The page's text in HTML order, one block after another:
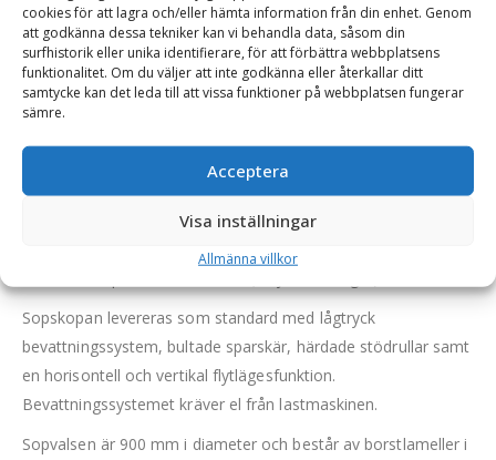
cookies för att lagra och/eller hämta information från din enhet. Genom
att godkänna dessa tekniker kan vi behandla data, såsom din
surfhistorik eller unika identifierare, för att förbättra webbplatsens
funktionalitet. Om du väljer att inte godkänna eller återkallar ditt
samtycke kan det leda till att vissa funktioner på webbplatsen fungerar
sämre.
Acceptera
Visa inställningar
Allmänna villkor
sågverk, hamnar, återvinningscentraler etc. men fungerar
också mycket bra vid rengöring i stadsmiljö. Vad som
utmärker den är att man med lätthet kan plocka upp större
bitar såsom brädstycken, plastbitar m.m.
Sopskopan tar upp större fragment vid körning framåt, och
sopar helt rent vid körning bakåt. Detta körsätt ger ett mycket
Skopan töms enkelt och snabbt när den tiltas framåt. Endast
Sopskopan levereras som standard med lågtryck
bevattningssystem, bultade sparskär, härdade stödrullar samt
en horisontell och vertikal flytlägesfunktion.
Bevattningssystemet kräver el från lastmaskinen.
Sopvalsen är 900 mm i diameter och består av borstlameller i